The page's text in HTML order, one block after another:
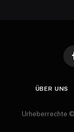
ÜBER UNS
Urheberrechte